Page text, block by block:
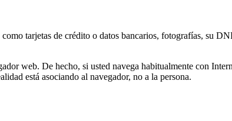
tarjetas de crédito o datos bancarios, fotografías, su
web. De hecho, si usted navega habitualmente con
está asociando al navegador, no a la persona.